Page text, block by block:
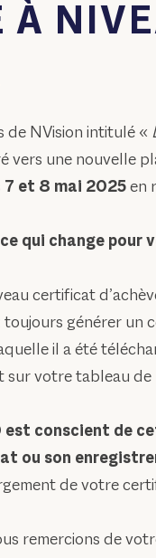
À
de NVision intitulé «
vers une nouvelle
7 et 8 mai 2025en
qui change pour
certificat
générer un
il a été
sur votre tableau de
est conscient de
ou son
de votre
remercions de